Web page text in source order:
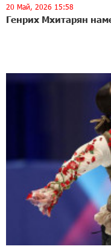
20 Май, 2026 15:58
Генрих Мхитарян